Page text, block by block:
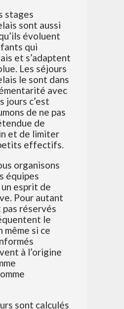
stages
sont aussi
évoluent
qui
et s’adaptent
Les séjours
le sont dans
avec
jours c’est
de ne pas
de
et de limiter
effectifs.
organisons
équipes
esprit de
Pour autant
pas réservés
le
même si ce
à l’origine
sont calculés